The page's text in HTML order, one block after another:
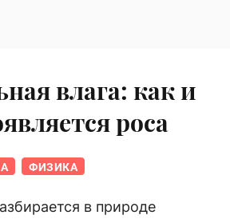
влага: как и
роса
ФИЗИКА
в природе